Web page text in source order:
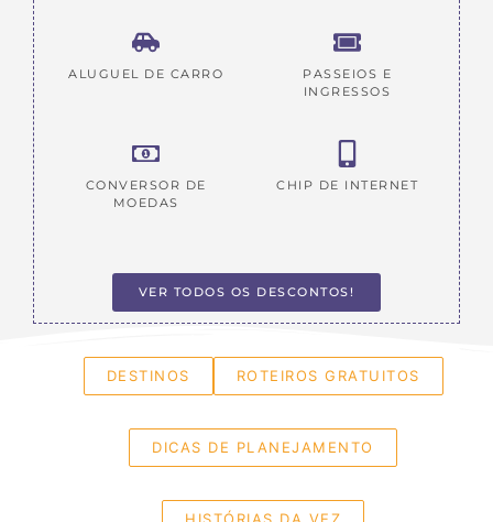
ALUGUEL DE CARRO
PASSEIOS E
INGRESSOS
CONVERSOR DE
MOEDAS
CHIP DE INTERNET
VER TODOS OS DESCONTOS!
DESTINOS ROTEIROS GRATUITOS
DICAS DE PLANEJAMENTO